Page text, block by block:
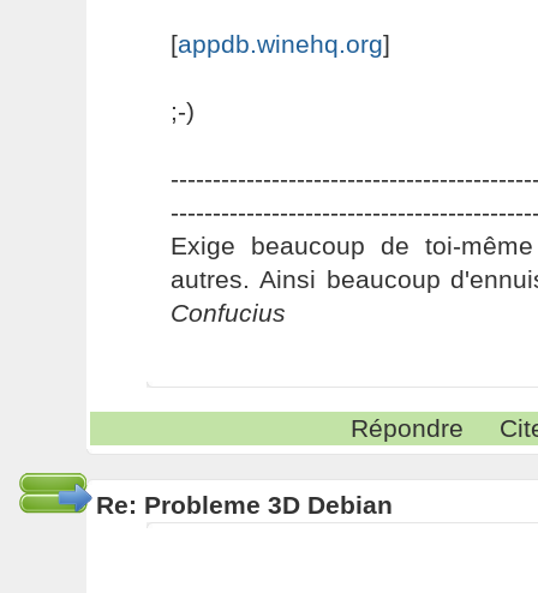
[appdb.winehq.org]
;-)
Exige beaucoup de toi-
autres. Ainsi beaucoup
Confucius
Répondre
Re: Probleme 3D Debian